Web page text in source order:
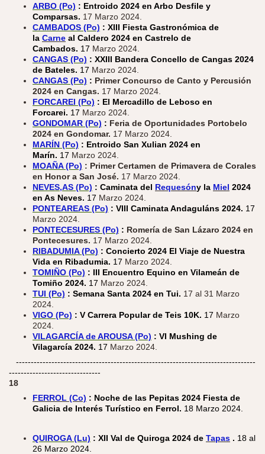
ARBO (Po) : Entroido 2024 en Arbo Desfile y
Comparsas. 17 Marzo 2024.
CAMBADOS (Po) : XIII Fiesta Gastronómica de
la Carne al Caldero 2024 en Castrelo de
Cambados. 17 Marzo 2024.
CANGAS (Po) : XXIII Bandera Concello de Cangas 2024
de Bateles. 17 Marzo 2024.
CANGAS (Po) : Primer Concurso de Canto y Percusión
2024 en Cangas. 17 Marzo 2024.
FORCAREI (Po) : El Mercadillo de Leboso en
Forcarei. 17 Marzo 2024.
GONDOMAR (Po) : Feria de Oportunidades Portobelo
2024 en Gondomar. 17 Marzo 2024.
MARÍN (Po) : Entroido San Xulian 2024 en
Marín. 17 Marzo 2024.
MOAÑA (Po) : Primer Certamen de Primavera de Corales
en Honor a San José. 17 Marzo 2024.
NEVES,AS (Po) : Caminata del Requesóny la Miel 2024
en As Neves. 17 Marzo 2024.
PONTEAREAS (Po) : VIII Caminata Andaguláns 2024. 17
Marzo 2024.
PONTECESURES (Po) : Romería de San Lázaro 2024 en
Pontecesures. 17 Marzo 2024.
RIBADUMIA (Po) : Concierto 2024 El Viaje de Nuestra
Vida en Ribadumia. 17 Marzo 2024.
TOMIÑO (Po) : III Encuentro Equino en Vilameán de
Tomiño 2024. 17 Marzo 2024.
TUI (Po) : Semana Santa 2024 en Tui. 17 al 31 Marzo
2024.
VIGO (Po) : V Carrera Popular de Teis 10K. 17 Marzo
2024.
VILAGARCÍA de AROUSA (Po) : VI Mushing de
Vilagarcía 2024. 17 Marzo 2024.
---------------------------------------------------------------------------------
-------------------------------
18
FERROL (Co) : Noche de las Pepitas 2024 Fiesta de
Galicia de Interés Turístico en Ferrol. 18 Marzo 2024.
QUIROGA (Lu) : XII Val de Quiroga 2024 de Tapas . 18 al
26 Marzo 2024.